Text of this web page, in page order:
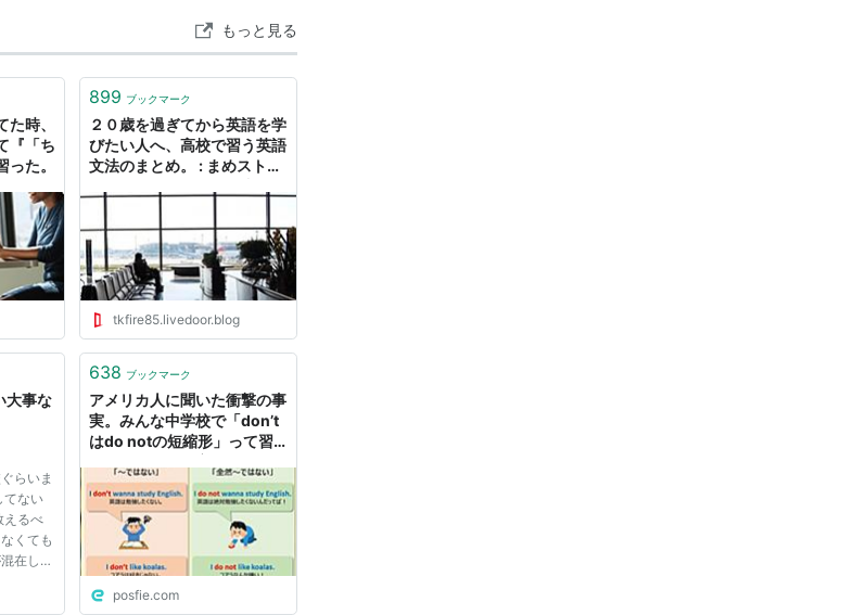
もっと見る
時、
『「ち
た。
899 ブックマーク
２０歳を過ぎてから英語を学
びたい人へ、高校で習う英語
文法のまとめ。 : まめストリ
情報が買える唯一の新聞〜
tkfire85.livedoor.blog
大事な
らいま
てない
えるべ
くても
在して
は
、増井
638 ブックマーク
アメリカ人に聞いた衝撃の事
実。みんな中学校で「don’t
はdo notの短縮形」って習
は結構ニュアンスが違うんだ
って！教科書には載ってない
から要注意だね！don't「～
ではない」do not「全然～
ではない」
posfie.com